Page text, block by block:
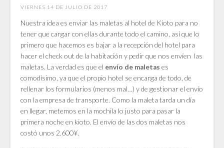
VIERNES 14 DE JULIO DE 2017
Nuestra idea es enviar las maletas al hotel de Kioto para no
tener que cargar con ellas durante todo el camino, así que lo
primero que hacemos es bajar a la recepción del hotel para
hacer el check out de la habitación y pedir que nos envíen las
maletas. La verdad es que el envío de maletas es
comodísimo, ya que el propio hotel se encarga de todo, de
rellenar los formularios (menos mal…) y de gestionar el envío
con la empresa de transporte. Como la maleta tarda un día
en llegar, metemos en la mochila lo justo para pasar la
primera noche en kioto. El envío de las dos maletas nos
costó unos 2.600¥.